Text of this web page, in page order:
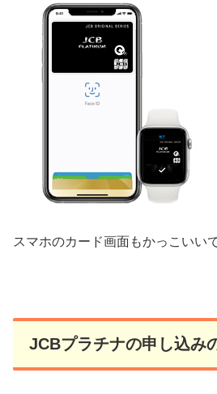
スマホのカード画面もかっこい
JCBプラチナの申し込み